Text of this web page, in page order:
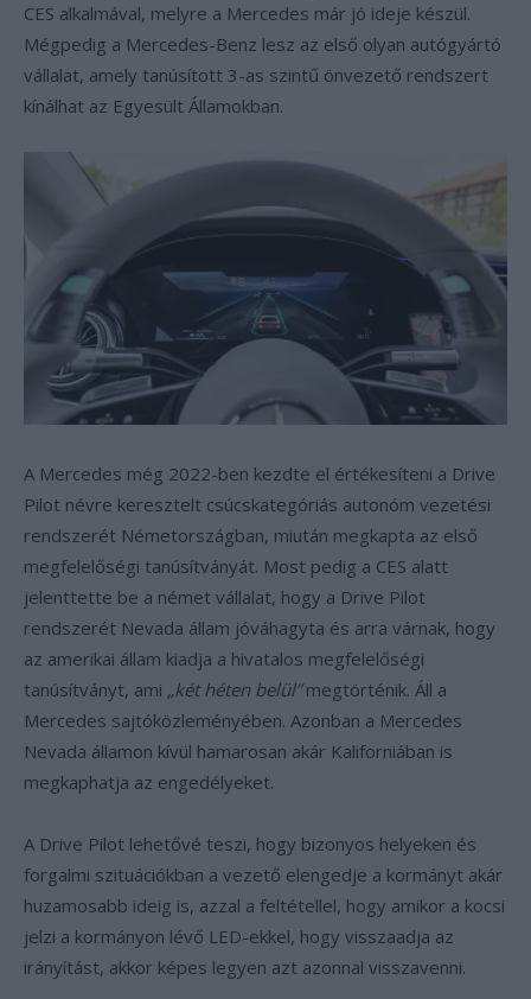
CES alkalmával, melyre a Mercedes már jó ideje készül.
Mégpedig a Mercedes-Benz lesz az első olyan autógyártó
vállalat, amely tanúsított 3-as szintű önvezető rendszert
kínálhat az Egyesült Államokban.
A Mercedes még 2022-ben kezdte el értékesíteni a Drive
Pilot névre keresztelt csúcskategóriás autonóm vezetési
rendszerét Németországban, miután megkapta az első
megfelelőségi tanúsítványát. Most pedig a CES alatt
jelenttette be a német vállalat, hogy a Drive Pilot
rendszerét Nevada állam jóváhagyta és arra várnak, hogy
az amerikai állam kiadja a hivatalos megfelelőségi
tanúsítványt, ami „két héten belül”megtörténik. Áll a
Mercedes sajtóközleményében. Azonban a Mercedes
Nevada államon kívül hamarosan akár Kaliforniában is
megkaphatja az engedélyeket.
A Drive Pilot lehetővé teszi, hogy bizonyos helyeken és
forgalmi szituációkban a vezető elengedje a kormányt akár
huzamosabb ideig is, azzal a feltétellel, hogy amikor a kocsi
jelzi a kormányon lévő LED-ekkel, hogy visszaadja az
irányítást, akkor képes legyen azt azonnal visszavenni.